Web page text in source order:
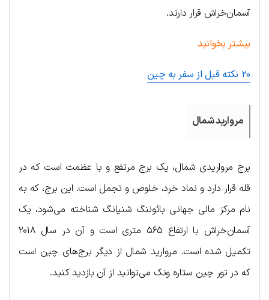
آسمان‌خراش قرار دارند.
بیشتر بخوانید
۲۰ نکته قبل از سفر به چین
مروارید شمال
برج مرواریدی شمال، یک برج مرتفع و با عظمت است که در
قله قرار دارد و نماد خرد، خلوص و تجمل است. این برج، که به
نام مرکز مالی جهانی بائوننگ شنیانگ شناخته می‌شود، یک
آسمان‌خراش با ارتفاع ۵۶۵ متری است و آن در سال ۲۰۱۸
تکمیل شده است. مروارید شمال از دیگر برج‌های چین است
که در تور چین ستاره ونک می‌توانید از آن بازدید کنید.